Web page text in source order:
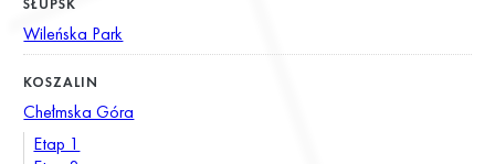
Wileńska Park
KOSZALIN
Chełmska Góra
Etap 1